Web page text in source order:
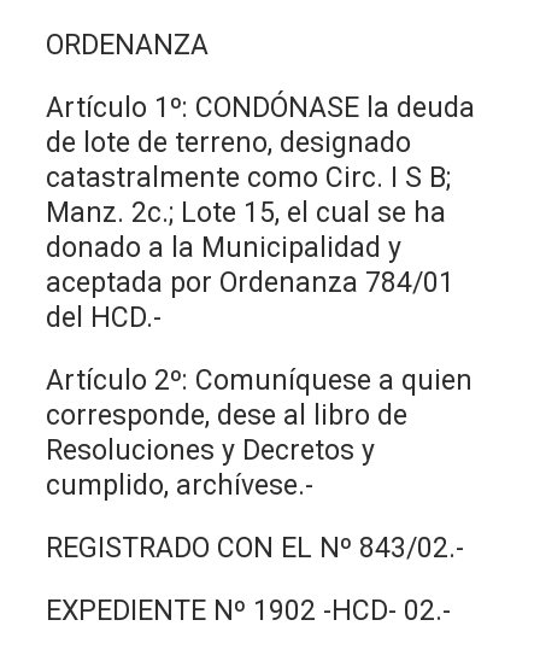
ORDENANZA
Artículo 1º: CONDÓNASE la deuda
de lote de terreno, designado
catastralmente como Circ. I S B;
Manz. 2c.; Lote 15, el cual se ha
donado a la Municipalidad y
aceptada por Ordenanza 784/01
del HCD.-
Artículo 2º: Comuníquese a quien
corresponde, dese al libro de
Resoluciones y Decretos y
cumplido, archívese.-
REGISTRADO CON EL Nº 843/02.-
EXPEDIENTE Nº 1902 -HCD- 02.-